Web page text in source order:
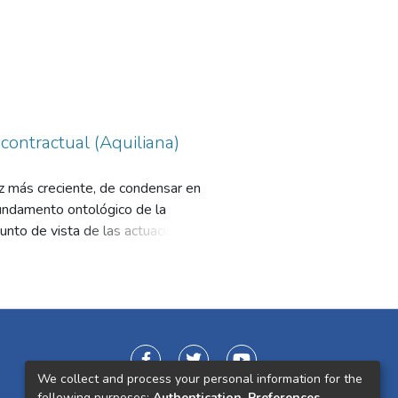
(Aquiliana)
creciente, de condensar en
ontológico de la
de vista de las actuaciones
prolija, esmerada y juiciosa
en la extensión de la
exigen ocuparse de los
cada una discurre, la forma
We collect and process your personal information for the